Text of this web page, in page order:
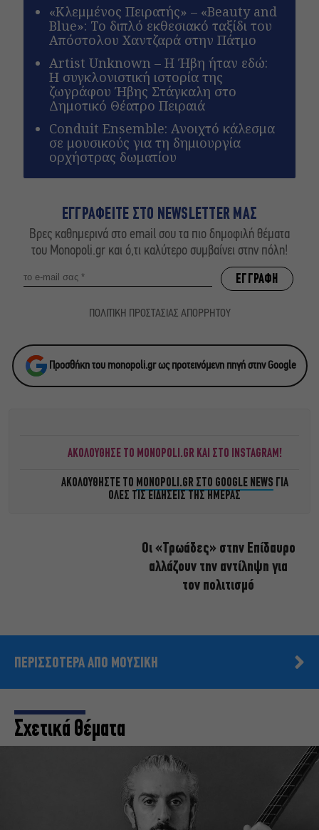
«Κλεμμένος Πειρατής» – «Beauty and
Blue»: Το διπλό εκθεσιακό ταξίδι του
Απόστολου Χαντζαρά στην Πάτμο
Artist Unknown – Η Ήβη ήταν εδώ:
Η συγκλονιστική ιστορία της
ζωγράφου Ήβης Στάγκαλη στο
Δημοτικό Θέατρο Πειραιά
Conduit Ensemble: Ανοιχτό κάλεσμα
σε μουσικούς για τη δημιουργία
ορχήστρας δωματίου
ΕΓΓΡΑΦΕΙΤΕ ΣΤΟ NEWSLETTER ΜΑΣ
Βρες καθημερινά στο email σου τα πιο δημοφιλή θέματα
του Monopoli.gr και ό,τι καλύτερο συμβαίνει στην πόλη!
ΠΟΛΙΤΙΚΗ ΠΡΟΣΤΑΣΙΑΣ ΑΠΟΡΡΗΤΟΥ
Προσθήκη του monopoli.gr ως προτεινόμενη πηγή στην Google
ΑΚΟΛΟΥΘΗΣΕ ΤΟ MONOPOLI.GR ΚΑΙ ΣΤΟ INSTAGRAM!
ΑΚΟΛΟΥΘΗΣΤΕ ΤΟ MONOPOLI.GR ΣΤΟ GOOGLE NEWS ΓΙΑ
ΟΛΕΣ ΤΙΣ ΕΙΔΗΣΕΙΣ ΤΗΣ ΗΜΕΡΑΣ
Οι «Τρωάδες» στην Επίδαυρο
αλλάζουν την αντίληψη για
τον πολιτισμό
ΠΕΡΙΣΣΟΤΕΡΑ ΑΠΟ ΜΟΥΣΙΚΗ
Σχετικά Θέματα